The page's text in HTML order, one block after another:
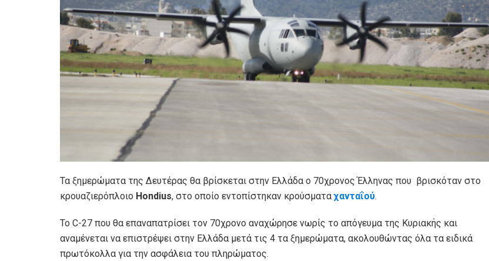
Τα ξημερώματα της Δευτέρας θα βρίσκεται στην Ελλάδα ο 70χρονος Έλληνας που βρισκόταν στο
κρουαζιερόπλοιο Hondius, στο οποίο εντοπίστηκαν κρούσματαχανταΐού.
Το C-27 που θα επαναπατρίσει τον 70χρονο αναχώρησε νωρίς το απόγευμα της Κυριακής και
αναμένεται να επιστρέψει στην Ελλάδα μετά τις 4 τα ξημερώματα, ακολουθώντας όλα τα ειδικά
πρωτόκολλα για την ασφάλεια του πληρώματος.